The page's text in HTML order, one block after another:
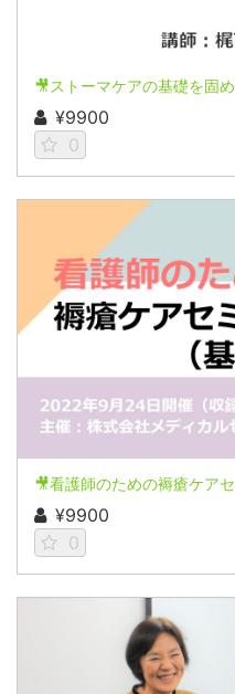
¥9900
0
¥9900
0